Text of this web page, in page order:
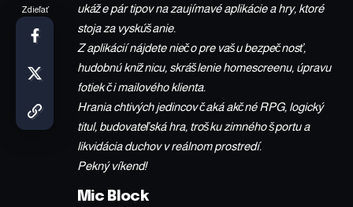
Zdieľať
ukáže pár tipov na zaujímavé aplikácie a hry, ktoré
stoja za vyskúšanie.
Z aplikácií nájdete niečo pre vašu bezpečnosť,
hudobnú knižnicu, skrášlenie homescreenu, úpravu
fotiek či mailového klienta.
Hrania chtivých jedincov čaká akčné RPG, logický
titul, budovateľská hra, trošku zimného športu a
likvidácia duchov v reálnom prostredí.
Pekný víkend!
Mic Block